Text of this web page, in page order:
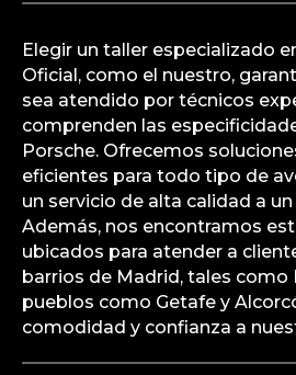
Elegir un taller especializado
Oficial, como el nuestro,
sea atendido por técnicos
comprenden las
Porsche. Ofrecemos
eficientes para todo tipo de
un servicio de alta calidad a
Además, nos encontramos
ubicados para atender a
barrios de Madrid, tales como
pueblos como Getafe y
comodidad y confianza a